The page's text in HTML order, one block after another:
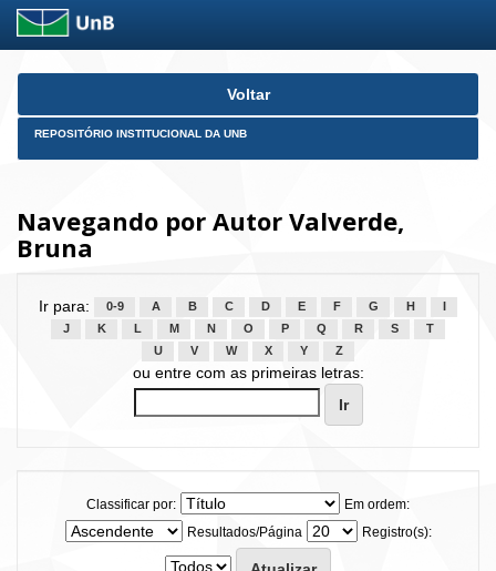
Skip
Voltar
REPOSITÓRIO INSTITUCIONAL DA UNB
Navegando por Autor Valverde,
Bruna
Ir para: 0-9 A B C D E F G H
J
K L M N O P Q R S
T
U
V W X Y Z
ou entre com as primeiras letras:
Classificar por:
Em ordem:
Resultados/Página
Registro(s):